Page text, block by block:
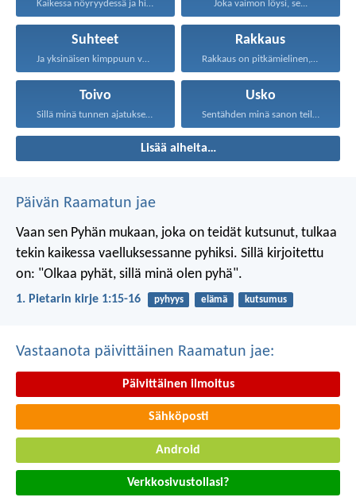
Kaikessa nöyryydessä ja hiljaisuudessa... Joka vaimon löysi, se...
Suhteet
Ja yksinäisen kimppuun voi...
Rakkaus
Rakkaus on pitkämielinen, rakkaus...
Toivo
Sillä minä tunnen ajatukseni...
Usko
Sentähden minä sanon teille...
Lisää aiheita…
Päivän Raamatun jae
Vaan sen Pyhän mukaan, joka on teidät kutsunut, tulkaa
tekin kaikessa vaelluksessanne pyhiksi. Sillä kirjoitettu
on: "Olkaa pyhät, sillä minä olen pyhä".
1. Pietarin kirje 1:15-16 pyhyys elämä kutsumus
Vastaanota päivittäinen Raamatun jae:
Päivittäinen ilmoitus
Sähköposti
Android
Verkkosivustollasi?